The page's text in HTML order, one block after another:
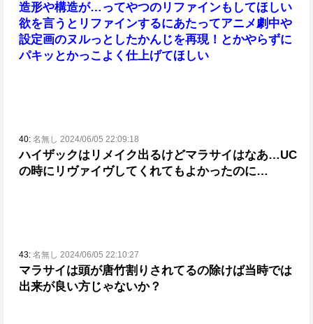
造形や構造が…ってやつのリファインもしてほしい
欲を言うとリファインするにあたってアニメ劇中や
設定画のヌルっとしたかんじを再現！とかやらずに
パキッとかっこよく仕上げてほしい
40: 名無し 2024/06/05 22:09:18
ハイザックはリメイク出るけどマラサイはなあ…UC
の時にリヴァイヴしてくれてもよかったのに…
43: 名無し 2024/06/05 22:10:27
マラサイは頭が唐竹割りされてるの除けば当時では
出来が良い方じゃないか？